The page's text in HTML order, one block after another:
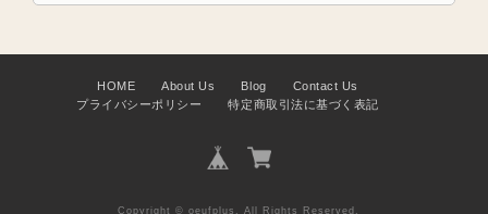
HOME About Us Blog
Contact Us
プライバシーポリシー
特定商取引法に基づく表記
Copyright © oeufplus. All Rights Reserved.